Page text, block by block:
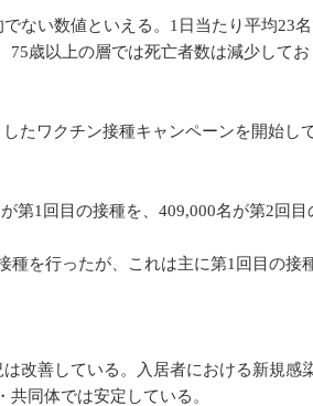
ない数値といえる。1日当たり平均23
75歳以上の層では死亡者数は減少して
たワクチン接種キャンペーンを開始
第1回目の接種を、409,000名が第2回目
種を行ったが、これは主に第1回目の
改善している。入居者における新規
同体では安定している。